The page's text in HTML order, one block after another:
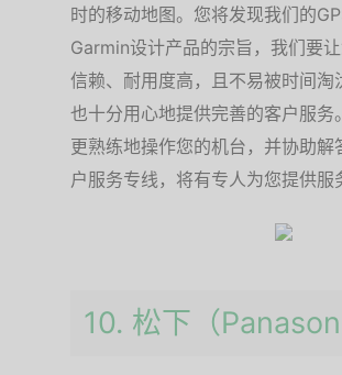
时的移动地图。您将发现我们的
Garmin设计产品的宗旨，我们要
信赖、耐用度高，且不易被时间
也十分用心地提供完善的客户服
更熟练地操作您的机台，并协助
户服务专线，将有专人为您提供
10. 松下（